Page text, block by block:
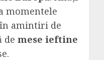
momentele
amintiri de
de mese ieftine